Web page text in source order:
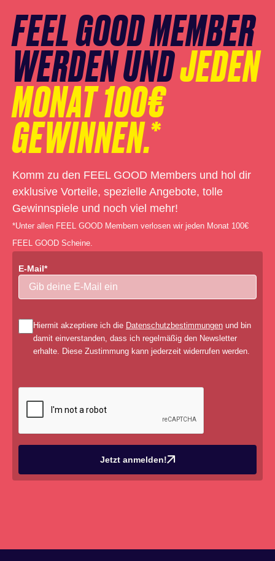
FEEL GOOD MEMBER
WERDEN UNDJEDEN
MONAT 100€
GEWINNEN.*
Komm zu den FEEL GOOD Members und hol dir
exklusive Vorteile, spezielle Angebote, tolle
Gewinnspiele und noch viel mehr!
*Unter allen FEEL GOOD Membern verlosen wir jeden Monat 100€
FEEL GOOD Scheine.
E-Mail*
Hiermit akzeptiere ich die Datenschutzbestimmungen und bin
damit einverstanden, dass ich regelmäßig den Newsletter
erhalte. Diese Zustimmung kann jederzeit widerrufen werden.
Jetzt anmelden!